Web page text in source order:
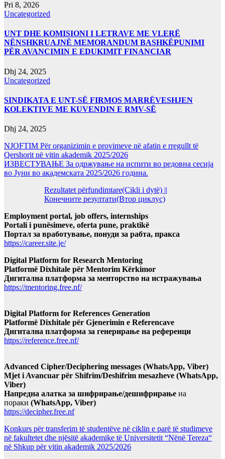
Pri 8, 2026
Uncategorized
UNT DHE KOMISIONI I LETRAVE ME VLERË
NËNSHKRUAJNË MEMORANDUM BASHKËPUNIMI
PËR AVANCIMIN E EDUKIMIT FINANCIAR
Dhj 24, 2025
Uncategorized
SINDIKATA E UNT-SË FIRMOS MARRËVESHJEN
KOLEKTIVE ME KUVENDIN E RMV-SË
Dhj 24, 2025
NJOFTIM Për organizimin e provimeve në afatin e rregullt të
Qershorit në vitin akademik 2025/2026
ИЗВЕСТУВАЊЕ За одржување на испити во редовна сесија
во Јуни во академската 2025/2026 година.
Rezultatet përfundimtare(Cikli i dytë) ||
Конечните резултати(Втор циклус)
Employment portal, job offers, internships
Portali i punësimeve, oferta pune, praktikë
Портал за вработување, понуди за рабта, пракса
https://career.site.je/
Digital Platform for Research Mentoring
Platformë Dixhitale për Mentorim Kërkimor
Дигитална платформа за менторство на истражувања
https://mentoring.free.nf/
Digital Platform for References Generation
Platformë Dixhitale për Gjenerimin e Referencave
Дигитална платформа за генерирање на референци
https://reference.free.nf/
Advanced Cipher/Deciphering messages (WhatsApp, Viber)
Mjet i Avancuar për Shifrim/Deshifrim mesazheve (WhatsApp,
Viber)
Напредна алатка за шифрирање/дешифрирање на
пораки (WhatsApp, Viber)
https://decipher.free.nf
Konkurs për transferim të studentëve në ciklin e parë të studimeve
në fakultetet dhe njësitë akademike të Universitetit “Nënë Tereza“
në Shkup për vitin akademik 2025/2026